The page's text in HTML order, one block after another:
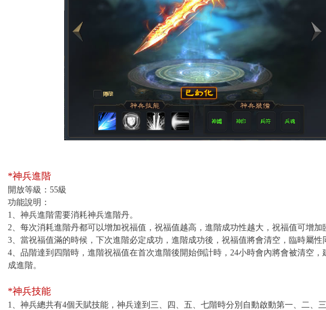
*神兵進階
開放等級：55級
功能說明：
1、神兵進階需要消耗神兵進階丹。
2、每次消耗進階丹都可以增加祝福值，祝福值越高，進階成功性越大，祝福值可增加
3、當祝福值滿的時候，下次進階必定成功，進階成功後，祝福值將會清空，臨時屬性
4、品階達到四階時，進階祝福值在首次進階後開始倒計時，24小時會內將會被清空
成進階。
*神兵技能
1、神兵總共有4個天賦技能，神兵達到三、四、五、七階時分別自動啟動第一、二、三